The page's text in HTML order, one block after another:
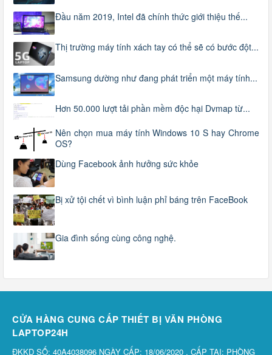
Đầu năm 2019, Intel đã chính thức giới thiệu thế...
Thị trường máy tính xách tay có thể sẽ có bước đột...
Samsung dường như đang phát triển một máy tính...
Hơn 50.000 lượt tải phần mềm độc hại Dvmap từ...
Nên chọn mua máy tính Windows 10 S hay Chrome
OS?
Dùng Facebook ảnh hưởng sức khỏe
Bị xử tội chết vì bình luận phỉ báng trên FaceBook
Gia đình sống cùng công nghệ.
CỬA HÀNG CUNG CẤP THIẾT BỊ VĂN PHÒNG
LAPTOP24H
ĐKKD SỐ: 40A4038096 NGÀY CẤP: 18/06/2020 , CẤP TẠI: PHÒNG